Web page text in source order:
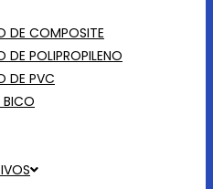
DE COMPOSITE
DE POLIPROPILENO
DE PVC
BICO